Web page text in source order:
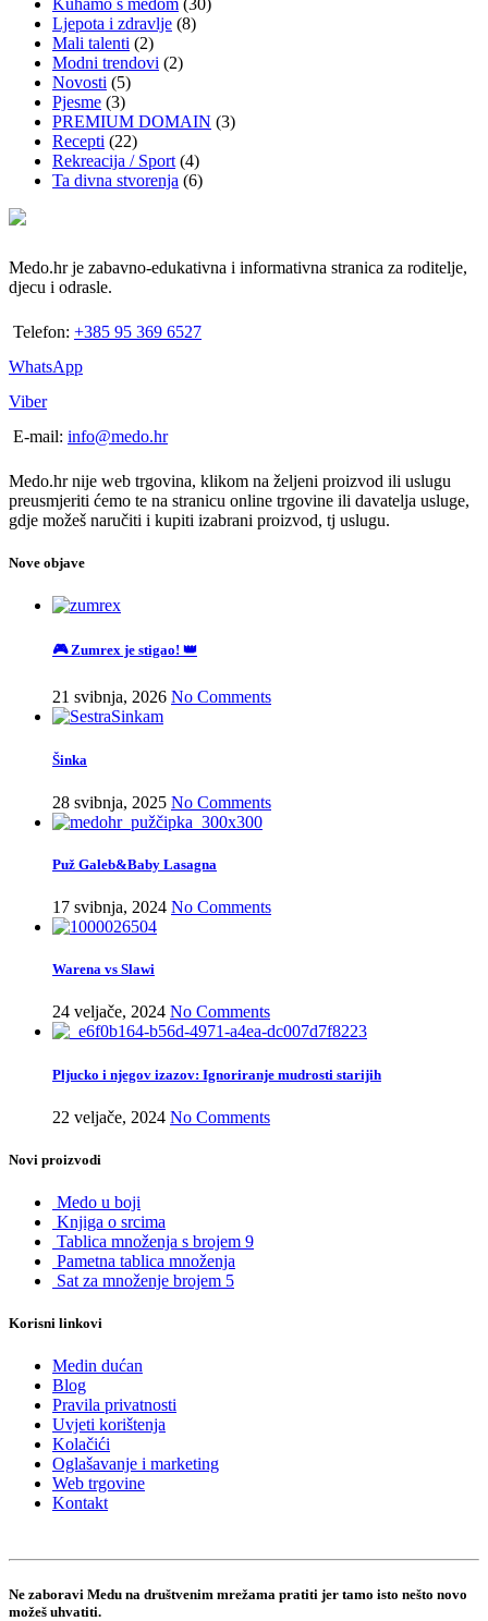
Ljepota i zdravlje (8)
Mali talenti (2)
Modni trendovi (2)
Novosti (5)
Pjesme (3)
PREMIUM DOMAIN (3)
Recepti (22)
Rekreacija / Sport (4)
Ta divna stvorenja (6)
Medo.hr je zabavno-edukativna i informativna stranica za roditelje,
djecu i odrasle.
Telefon: +385 95 369 6527
WhatsApp
Viber
E-mail: info@medo.hr
Medo.hr nije web trgovina, klikom na željeni proizvod ili uslugu
preusmjeriti ćemo te na stranicu online trgovine ili davatelja usluge,
gdje možeš naručiti i kupiti izabrani proizvod, tj uslugu.
Nove objave
🎮 Zumrex je stigao! 👑
21 svibnja, 2026 No Comments
Šinka
28 svibnja, 2025 No Comments
Puž Galeb&Baby Lasagna
17 svibnja, 2024 No Comments
Warena vs Slawi
24 veljače, 2024 No Comments
Pljucko i njegov izazov: Ignoriranje mudrosti starijih
22 veljače, 2024 No Comments
Novi proizvodi
Medo u boji
Knjiga o srcima
Tablica množenja s brojem 9
Pametna tablica množenja
Sat za množenje brojem 5
Korisni linkovi
Medin dućan
Blog
Pravila privatnosti
Uvjeti korištenja
Kolačići
Oglašavanje i marketing
Web trgovine
Kontakt
Ne zaboravi Medu na društvenim mrežama pratiti jer tamo isto nešto novo
možeš uhvatiti.